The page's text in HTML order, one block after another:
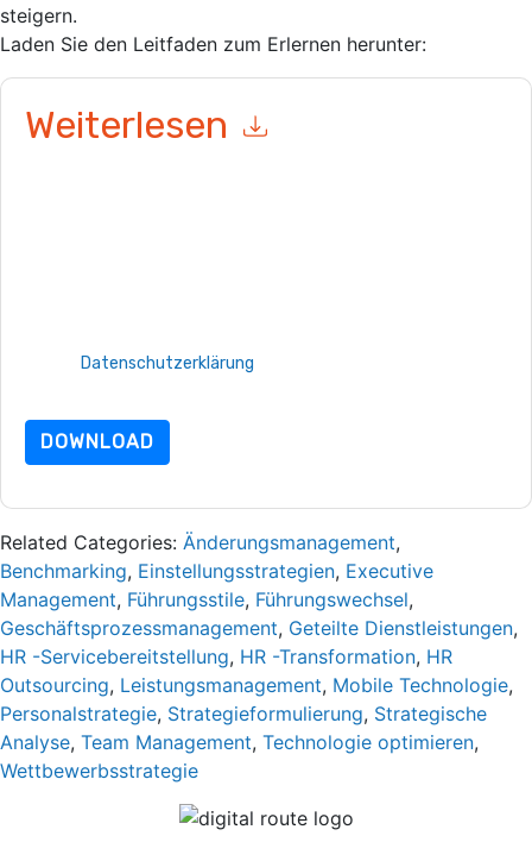
steigern.
Laden Sie den Leitfaden zum Erlernen herunter:
Weiterlesen
Datenschutzerklärung
DOWNLOAD
Related Categories: Änderungsmanagement,
Benchmarking, Einstellungsstrategien, Executive
Management, Führungsstile, Führungswechsel,
Geschäftsprozessmanagement, Geteilte Dienstleistungen,
HR -Servicebereitstellung, HR -Transformation, HR
Outsourcing, Leistungsmanagement, Mobile Technologie,
Personalstrategie, Strategieformulierung, Strategische
Analyse, Team Management, Technologie optimieren,
Wettbewerbsstrategie